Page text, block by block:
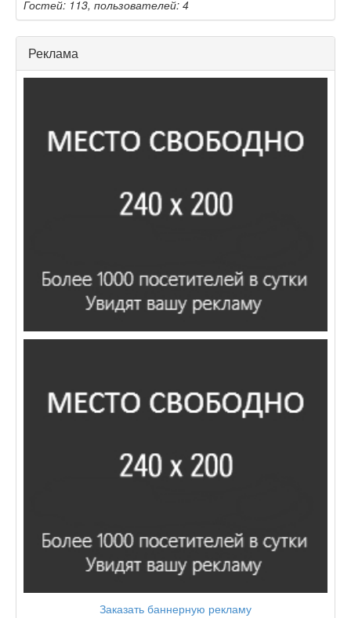
Гостей: 113, пользователей: 4
Реклама
Заказать баннерную рекламу